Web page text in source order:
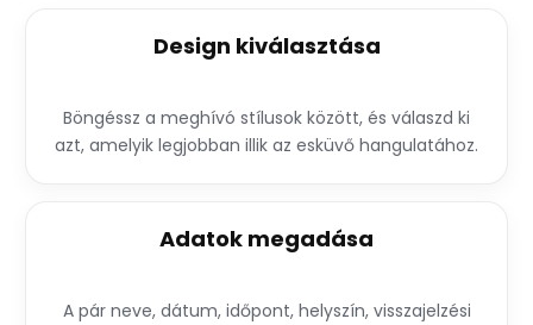
Design kiválasztása
Böngéssz a meghívó stílusok között, és válaszd ki
azt, amelyik legjobban illik az esküvő hangulatához.
Adatok megadása
A pár neve, dátum, időpont, helyszín, visszajelzési